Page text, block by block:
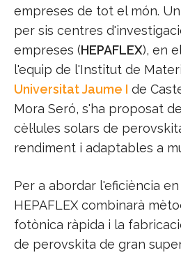
empreses de tot el món.
per sis centres
empreses (HEPAFLEX), en
l'equip de l'Institut de
Universitat Jaume I de
Mora Seró, s'ha proposat
cèl·lules solars de
rendiment i adaptables a
Per a abordar l'eficiència
HEPAFLEX combinarà
fotònica ràpida i la
de perovskita de gran